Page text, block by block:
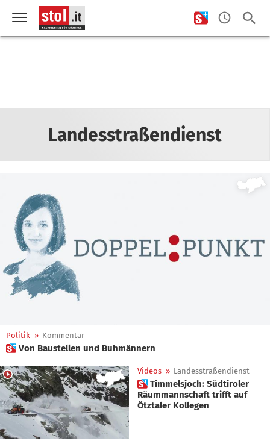
Landesstraßendienst
Politik » Kommentar
 Von Baustellen und Buhmännern
Videos » Landesstraßendienst
 Timmelsjoch: Südtiroler
Räummannschaft trifft auf
Ötztaler Kollegen